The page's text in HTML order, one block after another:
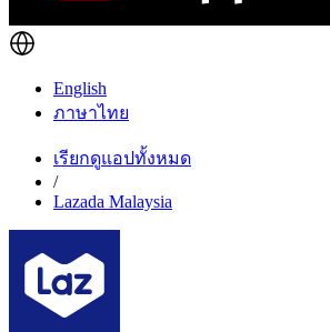
English
ภาษาไทย
เรียกดูแอปทั้งหมด
/
Lazada Malaysia